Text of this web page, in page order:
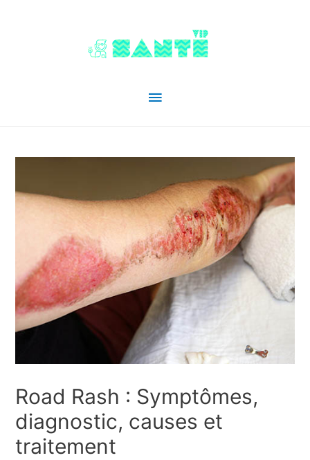
Menu
Road Rash : Symptômes,
diagnostic, causes et
traitement